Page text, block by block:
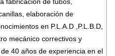
fabricación de tubos,
elaboración de
en P.L.A.D ,P.L.B.D,
mecánico correctivos y
40 años de experiencia en el